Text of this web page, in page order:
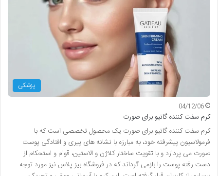
پزشکی
04/12/06
کرم سفت کننده گاتیو برای صورت
کرم سفت کننده گاتیو برای صورت یک محصول تخصصی است که با
فرمولاسیون پیشرفته خود، به مبارزه با نشانه های پیری و افتادگی پوست
صورت می پردازد و با تقویت ساختار کلاژن و الاستین، قوام و استحکام از
دست رفته پوست را بازمی گرداند که در فروشگاه بیز پلاس نیز مورد توجه